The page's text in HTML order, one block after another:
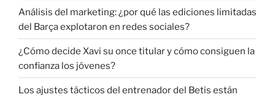
Análisis del marketing: ¿por qué las ediciones limitadas
del Barça explotaron en redes sociales?
¿Cómo decide Xavi su once titular y cómo consiguen la
confianza los jóvenes?
Los ajustes tácticos del entrenador del Betis están